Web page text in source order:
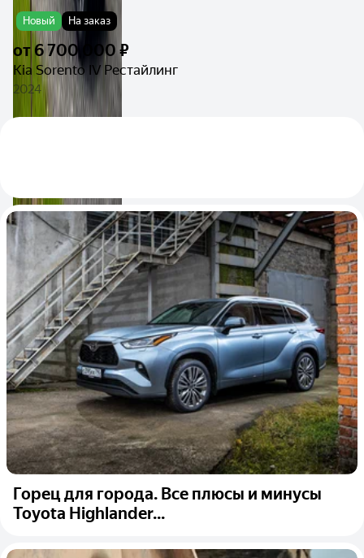
Новый На заказ
от6 700 000 ₽
Kia Sorento IV Рестайлинг
2024
Горец для города. Все плюсы и минусы
Toyota Highlander...